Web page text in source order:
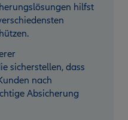
hilfst
sicherstellen, dass
nach
Absicherung